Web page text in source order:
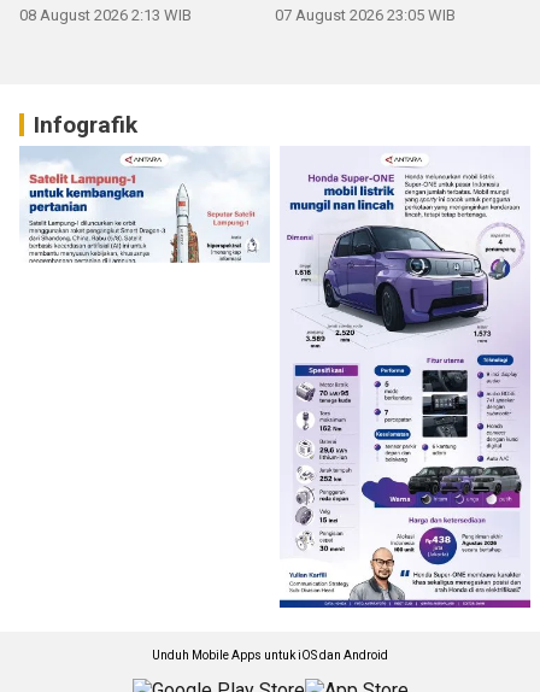
08 August 2026 2:13 WIB 07 August 2026 23:05 WIB
Infografik
Unduh Mobile Apps untuk iOS dan Android